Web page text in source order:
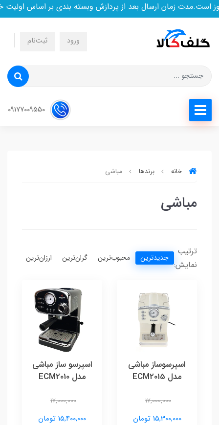
زمان ارسال بعد از پردازش وبسته بندی بر اساس اولیت
ورود ثبت‌نام
خانه برندها مباشی
مباشی
ترتیب
نمایش:
جدیدترین محبوب‌ترین گران‌ترین ارزان‌ترین
اسپرسوساز مباشی
مدل ECM2015
17,000,000
15,300,000 تومان
اسپرسو ساز مباشی
مدل ECM2010
17,000,000
15,400,000 تومان